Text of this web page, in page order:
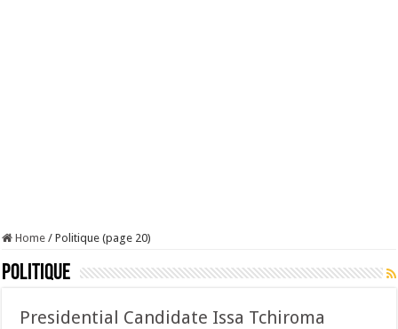
Home / Politique (page 20)
Politique
Presidential Candidate Issa Tchiroma